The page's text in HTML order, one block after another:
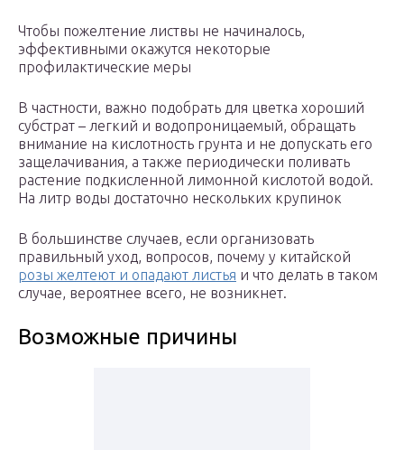
Чтобы пожелтение листвы не начиналось,
эффективными окажутся некоторые
профилактические меры
В частности, важно подобрать для цветка хороший
субстрат – легкий и водопроницаемый, обращать
внимание на кислотность грунта и не допускать его
защелачивания, а также периодически поливать
растение подкисленной лимонной кислотой водой.
На литр воды достаточно нескольких крупинок
В большинстве случаев, если организовать
правильный уход, вопросов, почему у китайской
розы желтеют и опадают листья и что делать в таком
случае, вероятнее всего, не возникнет.
Возможные причины